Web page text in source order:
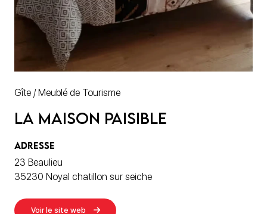
Gîte / Meublé de Tourisme
La Maison paisible
ADRESSE
23 Beaulieu
35230 Noyal chatillon sur seiche
Voir le site web